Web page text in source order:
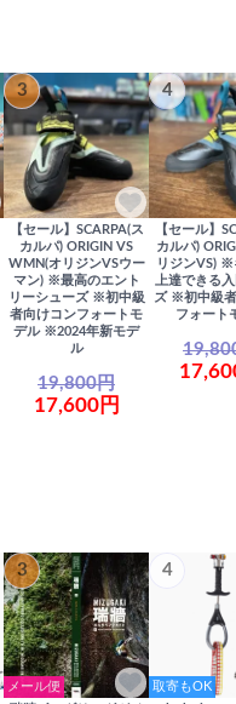
3
【セール】SCARPA(ス
カルパ) ORIGIN VS
WMN(オリジンVSウー
マン) ※最高のエント
リーシューズ ※初中級
者向けコンフォートモ
デル ※2024年新モデ
ル
19,800円
17,600円
4
【セール】
カルパ)
リジンVS) ※
上達できる
ズ ※初中級
フォート
3
メール便
4
取寄もOK